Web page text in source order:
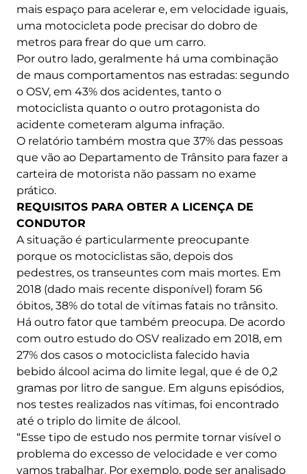
mais espaço para acelerar e, em velocidade iguais,
uma motocicleta pode precisar do dobro de
metros para frear do que um carro.
Por outro lado, geralmente há uma combinação
de maus comportamentos nas estradas: segundo
o OSV, em 43% dos acidentes, tanto o
motociclista quanto o outro protagonista do
acidente cometeram alguma infração.
O relatório também mostra que 37% das pessoas
que vão ao Departamento de Trânsito para fazer a
carteira de motorista não passam no exame
prático.
REQUISITOS PARA OBTER A LICENÇA DE
CONDUTOR
A situação é particularmente preocupante
porque os motociclistas são, depois dos
pedestres, os transeuntes com mais mortes. Em
2018 (dado mais recente disponível) foram 56
óbitos, 38% do total de vítimas fatais no trânsito.
Há outro fator que também preocupa. De acordo
com outro estudo do OSV realizado em 2018, em
27% dos casos o motociclista falecido havia
bebido álcool acima do limite legal, que é de 0,2
gramas por litro de sangue. Em alguns episódios,
nos testes realizados nas vítimas, foi encontrado
até o triplo do limite de álcool.
“Esse tipo de estudo nos permite tornar visível o
problema do excesso de velocidade e ver como
vamos trabalhar. Por exemplo, pode ser analisado